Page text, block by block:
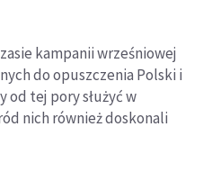
kampanii wrześniowej
do opuszczenia Polski i
od tej pory służyć w
nich również doskonali